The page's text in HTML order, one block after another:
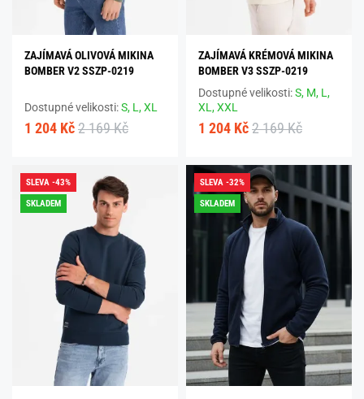
ZAJÍMAVÁ OLIVOVÁ MIKINA
BOMBER V2 SSZP-0219
Dostupné velikosti:S, L,XL
1 204 Kč 2 169 Kč
ZAJÍMAVÁ KRÉMOVÁ MIKINA
BOMBER V3 SSZP-0219
Dostupné velikosti:S, M, L,
XL,XXL
1 204 Kč 2 169 Kč
SLEVA -43%
SKLADEM
SLEVA -32%
SKLADEM